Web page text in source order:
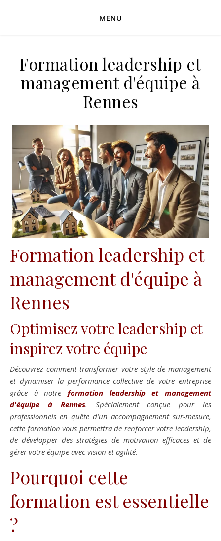
MENU
Formation leadership et
management d'équipe à
Rennes
Formation leadership et
management d'équipe à
Rennes
Optimisez votre leadership et
inspirez votre équipe
Découvrez comment transformer votre style de management
et dynamiser la performance collective de votre entreprise
grâce à notre formation leadership et management
d'équipe à Rennes. Spécialement conçue pour les
professionnels en quête d’un accompagnement sur-mesure,
cette formation vous permettra de renforcer votre leadership,
de développer des stratégies de motivation efficaces et de
gérer votre équipe avec vision et agilité.
Pourquoi cette
formation est essentielle
?